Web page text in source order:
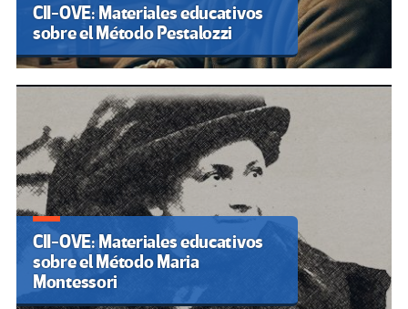
CII-OVE: Materiales educativos
sobre el Método Pestalozzi
CII-OVE: Materiales educativos
sobre el Método Maria
Montessori